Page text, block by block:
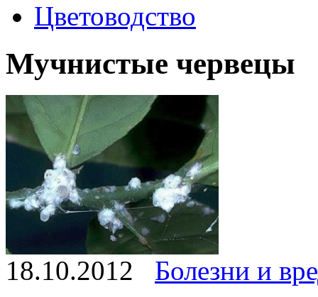
Цветоводство
Мучнистые червецы
18.10.2012
Болезни и